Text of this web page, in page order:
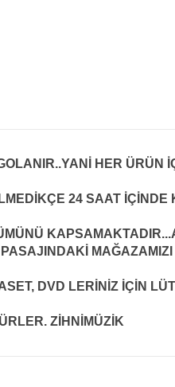
HER ÜRÜN
24 SAAT İÇİNDE
DVD LERİNİZ İÇİN
ZİHNİMÜZİK